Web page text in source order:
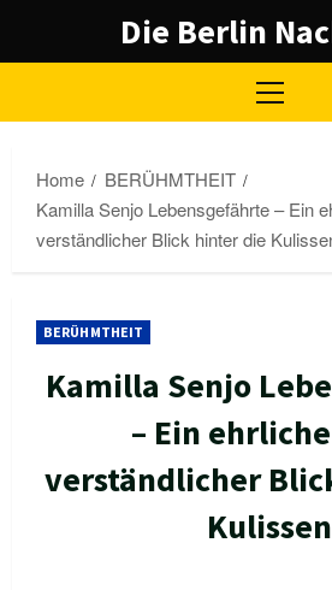
Die Berlin
Primary
Home
BERÜHMTHEIT
Kamilla Senjo Lebensgefährte – Ein
verständlicher Blick hinter die
BERÜHMTHEIT
Kamilla Senjo
– Ein
verständlicher
Kulissen